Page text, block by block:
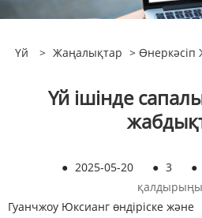
Үй > Жаңалықтар >
Үй ішінде
● 2025-05-20 ● 3 ●
Гуанчжоу Юксианг өндіріске және